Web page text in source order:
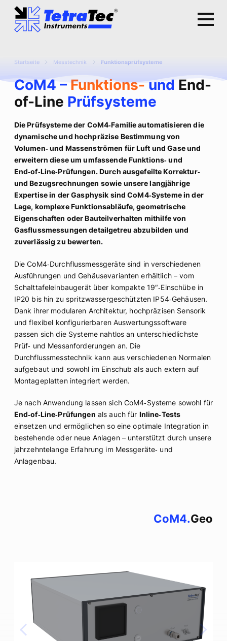
Startseite Messtechnik Funktionsprüfsysteme
CoM4 – Funktions-und End-
of-Line Prüfsysteme
Die Prüfsysteme der CoM4‑Familie automatisieren die
dynamische und hochpräzise Bestimmung von
Volumen‑ und Massenströmen für Luft und Gase und
erweitern diese um umfassende Funktions‑ und
End‑of‑Line‑Prüfungen. Durch ausgefeilte Korrektur‑
und Bezugsrechnungen sowie unsere langjährige
Expertise in der Gasphysik sind CoM4‑Systeme in der
Lage, komplexe Funktionsabläufe, geometrische
Eigenschaften oder Bauteilverhalten mithilfe von
Gasflussmessungen detailgetreu abzubilden und
zuverlässig zu bewerten.
Die CoM4‑Durchflussmessgeräte sind in verschiedenen
Ausführungen und Gehäusevarianten erhältlich – vom
Schalttafeleinbaugerät über kompakte 19″‑Einschübe in
IP20 bis hin zu spritzwassergeschützten IP54‑Gehäusen.
Dank ihrer modularen Architektur, hochpräzisen Sensorik
und flexibel konfigurierbaren Auswertungssoftware
passen sich die Systeme nahtlos an unterschiedlichste
Prüf‑ und Messanforderungen an. Die
Durchflussmesstechnik kann aus verschiedenen Normalen
aufgebaut und sowohl im Einschub als auch extern auf
Montageplatten integriert werden.
Je nach Anwendung lassen sich CoM4‑Systeme sowohl für
End‑of‑Line‑Prüfungen als auch für Inline‑Tests
einsetzen und ermöglichen so eine optimale Integration in
bestehende oder neue Anlagen – unterstützt durch unsere
jahrzehntelange Erfahrung im Messgeräte‑ und
Anlagenbau.
CoM4.Geo